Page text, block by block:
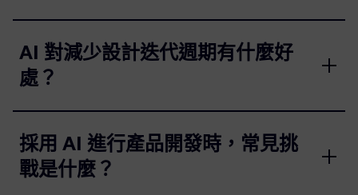
AI 對減少設計迭代週期有什麼好
處？
採用 AI 進行產品開發時，常見挑
戰是什麼？